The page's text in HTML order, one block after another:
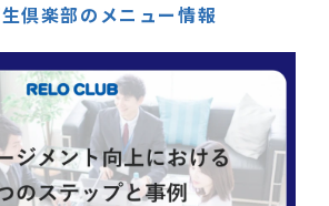
倶楽部のメニュー情報